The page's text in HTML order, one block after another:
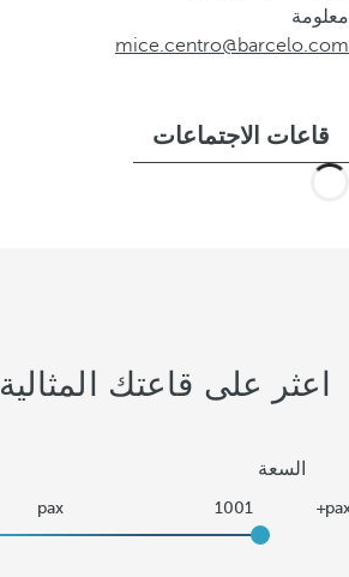
معلومة
mice.centro@barcelo.com
قاعات الاجتماعات
اعثر على قاعتك المثالية
السعة